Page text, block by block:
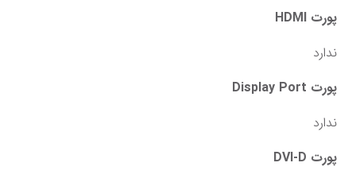
پورت HDMI
ندارد
پورت Display Port
ندارد
پورت DVI-D